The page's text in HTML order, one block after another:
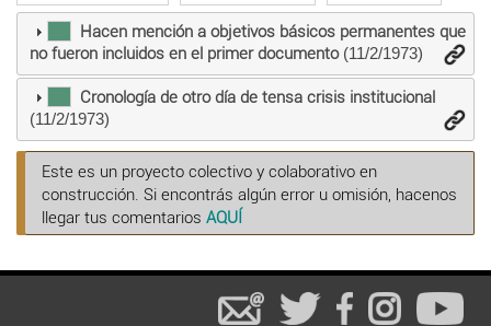
Hacen mención a objetivos básicos permanentes que
no fueron incluidos en el primer documento(11/2/1973)
Cronología de otro día de tensa crisis institucional
(11/2/1973)
Este es un proyecto colectivo y colaborativo en
construcción. Si encontrás algún error u omisión, hacenos
llegar tus comentarios AQUÍ